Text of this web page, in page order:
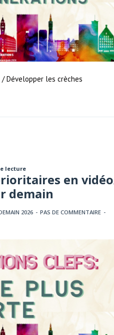
/ Développer les crèches
lecture
en
demain
2026 - PAS DE COMMENTAIRE -